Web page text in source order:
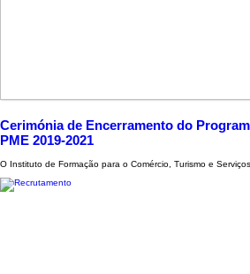
Cerimónia de Encerramento do
PME 2019-2021
O Instituto de Formação para o Comércio, Turismo e